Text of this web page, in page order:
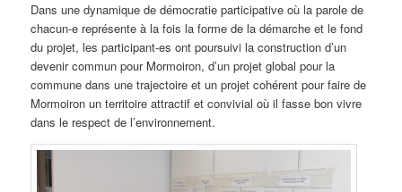
Dans une dynamique de démocratie participative où la parole de
chacun-e représente à la fois la forme de la démarche et le fond
du projet, les participant-es ont poursuivi la construction d’un
devenir commun pour Mormoiron, d’un projet global pour la
commune dans une trajectoire et un projet cohérent pour faire de
Mormoiron un territoire attractif et convivial où il fasse bon vivre
dans le respect de l’environnement.